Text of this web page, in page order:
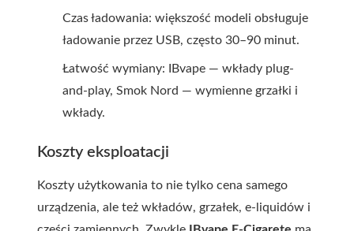
Czas ładowania: większość modeli obsługuje
ładowanie przez USB, często 30–90 minut.
Łatwość wymiany: IBvape — wkłady plug-
and-play, Smok Nord — wymienne grzałki i
wkłady.
Koszty eksploatacji
Koszty użytkowania to nie tylko cena samego
urządzenia, ale też wkładów, grzałek, e-liquidów i